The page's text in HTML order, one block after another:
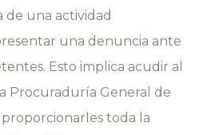
de una actividad
una denuncia ante
Esto implica acudir al
Procuraduría General de
toda la